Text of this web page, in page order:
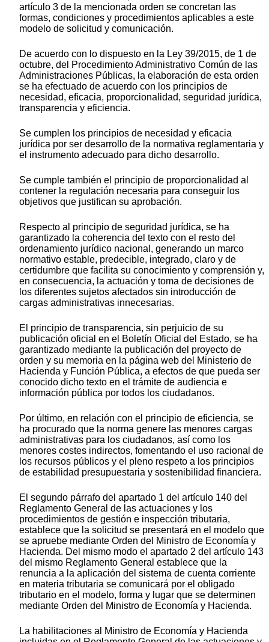
artículo 3 de la mencionada orden se concretan las
formas, condiciones y procedimientos aplicables a este
modelo de solicitud y comunicación.
De acuerdo con lo dispuesto en la Ley 39/2015, de 1 de
octubre, del Procedimiento Administrativo Común de las
Administraciones Públicas, la elaboración de esta orden
se ha efectuado de acuerdo con los principios de
necesidad, eficacia, proporcionalidad, seguridad jurídica,
transparencia y eficiencia.
Se cumplen los principios de necesidad y eficacia
jurídica por ser desarrollo de la normativa reglamentaria y
el instrumento adecuado para dicho desarrollo.
Se cumple también el principio de proporcionalidad al
contener la regulación necesaria para conseguir los
objetivos que justifican su aprobación.
Respecto al principio de seguridad jurídica, se ha
garantizado la coherencia del texto con el resto del
ordenamiento jurídico nacional, generando un marco
normativo estable, predecible, integrado, claro y de
certidumbre que facilita su conocimiento y comprensión y,
en consecuencia, la actuación y toma de decisiones de
los diferentes sujetos afectados sin introducción de
cargas administrativas innecesarias.
El principio de transparencia, sin perjuicio de su
publicación oficial en el Boletín Oficial del Estado, se ha
garantizado mediante la publicación del proyecto de
orden y su memoria en la página web del Ministerio de
Hacienda y Función Pública, a efectos de que pueda ser
conocido dicho texto en el trámite de audiencia e
información pública por todos los ciudadanos.
Por último, en relación con el principio de eficiencia, se
ha procurado que la norma genere las menores cargas
administrativas para los ciudadanos, así como los
menores costes indirectos, fomentando el uso racional de
los recursos públicos y el pleno respeto a los principios
de estabilidad presupuestaria y sostenibilidad financiera.
El segundo párrafo del apartado 1 del artículo 140 del
Reglamento General de las actuaciones y los
procedimientos de gestión e inspección tributaria,
establece que la solicitud se presentará en el modelo que
se apruebe mediante Orden del Ministro de Economía y
Hacienda. Del mismo modo el apartado 2 del artículo 143
del mismo Reglamento General establece que la
renuncia a la aplicación del sistema de cuenta corriente
en materia tributaria se comunicará por el obligado
tributario en el modelo, forma y lugar que se determinen
mediante Orden del Ministro de Economía y Hacienda.
La habilitaciones al Ministro de Economía y Hacienda